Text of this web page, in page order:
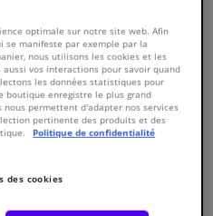
optimale sur notre site web. Afin
se manifeste par exemple par la
nous utilisons les cookies et les
vos interactions pour savoir quand
les données statistiques pour
boutique enregistre le plus grand
nous permettent d'adapter nos services
pertinente des produits et des
Politique de confidentialité
des cookies